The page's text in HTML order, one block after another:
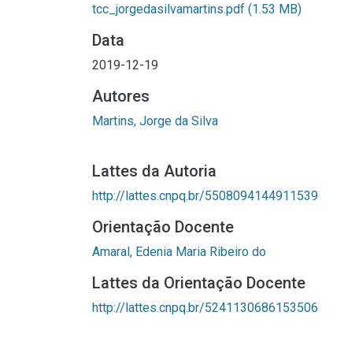
tcc_jorgedasilvamartins.pdf (1.53 MB)
Data
2019-12-19
Autores
Martins, Jorge da Silva
Lattes da Autoria
http://lattes.cnpq.br/5508094144911539
Orientação Docente
Amaral, Edenia Maria Ribeiro do
Lattes da Orientação Docente
http://lattes.cnpq.br/5241130686153506